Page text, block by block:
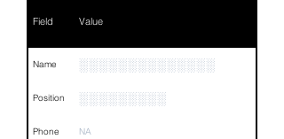
Field Value
Name ░░░░░░░░░░░░░░
Position ░░░░░░░░░
Phone NA